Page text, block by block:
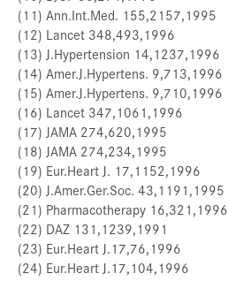
(11) Ann.Int.Med. 155,2157,1995
(12) Lancet 348,493,1996
(13) J.Hypertension 14,1237,1996
(14) Amer.J.Hypertens. 9,713,1996
(15) Amer.J.Hypertens. 9,710,1996
(16) Lancet 347,1061,1996
(17) JAMA 274,620,1995
(18) JAMA 274,234,1995
(19) Eur.Heart J. 17,1152,1996
(20) J.Amer.Ger.Soc. 43,1191,1995
(21) Pharmacotherapy 16,321,1996
(22) DAZ 131,1239,1991
(23) Eur.Heart J.17,76,1996
(24) Eur.Heart J.17,104,1996